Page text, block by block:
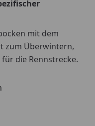
mit dem
zum Überwintern,
die Rennstrecke.